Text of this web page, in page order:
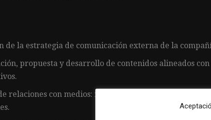
de la estrategia de comunicación externa de la
propuesta y desarrollo de contenidos alineados
relaciones con medios: notas de prensa, entrevistas,